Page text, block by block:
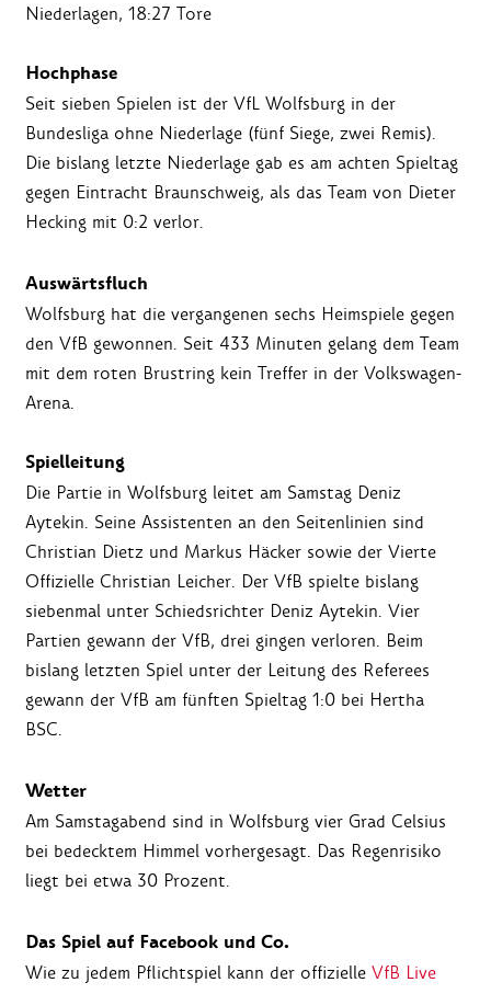
Niederlagen, 18:27 Tore
Hochphase
Seit sieben Spielen ist der VfL Wolfsburg in der
Bundesliga ohne Niederlage (fünf Siege, zwei Remis).
Die bislang letzte Niederlage gab es am achten Spieltag
gegen Eintracht Braunschweig, als das Team von Dieter
Hecking mit 0:2 verlor.
Auswärtsfluch
Wolfsburg hat die vergangenen sechs Heimspiele gegen
den VfB gewonnen. Seit 433 Minuten gelang dem Team
mit dem roten Brustring kein Treffer in der Volkswagen-
Arena.
Spielleitung
Die Partie in Wolfsburg leitet am Samstag Deniz
Aytekin. Seine Assistenten an den Seitenlinien sind
Christian Dietz und Markus Häcker sowie der Vierte
Offizielle Christian Leicher. Der VfB spielte bislang
siebenmal unter Schiedsrichter Deniz Aytekin. Vier
Partien gewann der VfB, drei gingen verloren. Beim
bislang letzten Spiel unter der Leitung des Referees
gewann der VfB am fünften Spieltag 1:0 bei Hertha
BSC.
Wetter
Am Samstagabend sind in Wolfsburg vier Grad Celsius
bei bedecktem Himmel vorhergesagt. Das Regenrisiko
liegt bei etwa 30 Prozent.
Das Spiel auf Facebook und Co.
Wie zu jedem Pflichtspiel kann der offizielle VfB Live